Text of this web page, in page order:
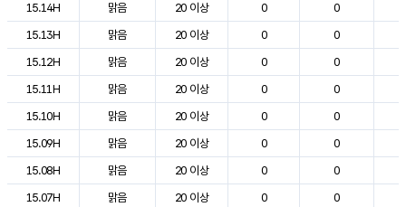
15.14H
맑음 20 이상 0 0
15.13H
맑음 20 이상 0 0
15.12H
맑음 20 이상 0 0
15.11H
맑음 20 이상 0 0
15.10H
맑음 20 이상 0 0
15.09H
맑음 20 이상 0 0
15.08H
맑음 20 이상 0 0
15.07H
맑음 20 이상 0 0